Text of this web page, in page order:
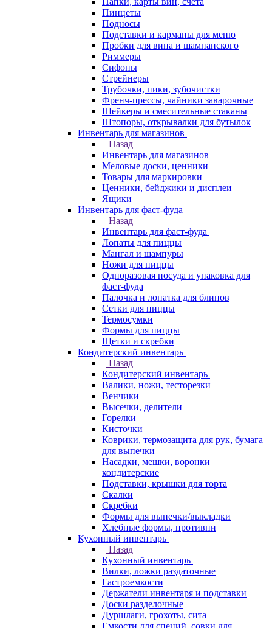
Пинцеты
Подносы
Подставки и карманы для меню
Пробки для вина и шампанского
Риммеры
Сифоны
Стрейнеры
Трубочки, пики, зубочистки
Френч-прессы, чайники заварочные
Шейкеры и смесительные стаканы
Штопоры, открывалки для бутылок
Инвентарь для магазинов
Назад
Инвентарь для магазинов
Меловые доски, ценники
Товары для маркировки
Ценники, бейджики и дисплеи
Ящики
Инвентарь для фаст-фуда
Назад
Инвентарь для фаст-фуда
Лопаты для пиццы
Мангал и шампуры
Ножи для пиццы
Одноразовая посуда и упаковка для
фаст-фуда
Палочка и лопатка для блинов
Сетки для пиццы
Термосумки
Формы для пиццы
Щетки и скребки
Кондитерский инвентарь
Назад
Кондитерский инвентарь
Валики, ножи, тесторезки
Венчики
Высечки, делители
Горелки
Кисточки
Коврики, термозащита для рук, бумага
для выпечки
Насадки, мешки, воронки
кондитерские
Подставки, крышки для торта
Скалки
Скребки
Формы для выпечки/выкладки
Хлебные формы, противни
Кухонный инвентарь
Назад
Кухонный инвентарь
Вилки, ложки раздаточные
Гастроемкости
Держатели инвентаря и подставки
Доски разделочные
Дуршлаги, грохоты, сита
Емкости для специй, совки для